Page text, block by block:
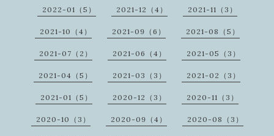
2022-01（5） 2021-12（4） 2021-11（3）
2021-10（4） 2021-09（6） 2021-08（5）
2021-07（2） 2021-06（4） 2021-05（3）
2021-04（5） 2021-03（3） 2021-02（3）
2021-01（5） 2020-12（3） 2020-11（3）
2020-10（3） 2020-09（4） 2020-08（3）